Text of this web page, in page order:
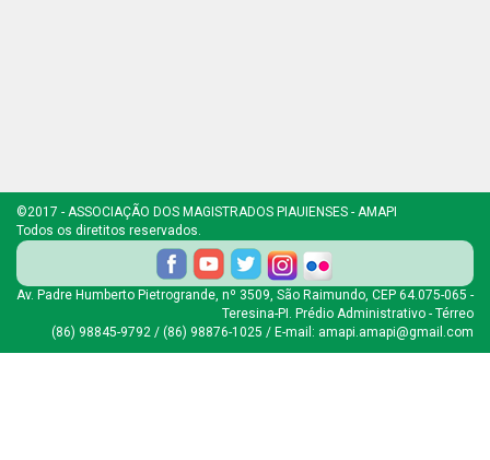
©2017 - ASSOCIAÇÃO DOS MAGISTRADOS PIAUIENSES - AMAPI
Todos os diretitos reservados.
Av. Padre Humberto Pietrogrande, nº 3509, São Raimundo, CEP 64.075-065 -
Teresina-PI. Prédio Administrativo - Térreo
(86) 98845-9792 / (86) 98876-1025 / E-mail: amapi.amapi@gmail.com